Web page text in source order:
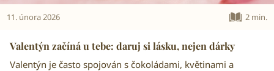
11. února 2026 2 min.
Valentýn začíná u tebe: daruj si lásku, nejen dárky
Valentýn je často spojován s čokoládami, květinami a